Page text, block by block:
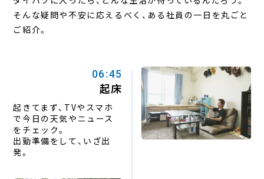
スモールカーとダイハツ
ダイハツのモノづくり
仕事紹介
入社後の教育
技能向上への取り組み
技能五輪
Recruit
/ 採用情報
高校生の方保護者・学校職員へのメッセージ
そんな疑問や不安に応えるべく、ある社員の一日を丸ごと
ご紹介。
06:45
起床
起きてまず、TVやスマホ
で今日の天気やニュース
をチェック。
出勤準備をして、いざ出
発。